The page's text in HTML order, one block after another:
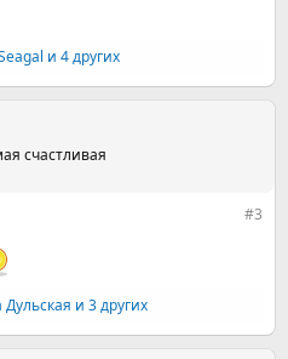
и 4 других
счастливая
#3
и 3 других